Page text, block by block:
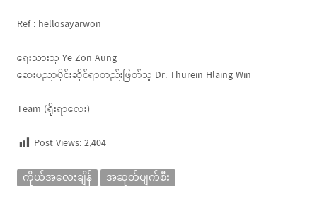
Ref : hellosayarwon
ရေးသားသူ Ye Zon Aung
ဆေးပညာပိုင်းဆိုင်ရာတည်းဖြတ်သူ Dr. Thurein Hlaing Win
Team (ရိုးရာလေး)
Post Views:2,404
ကိုယ်အလေးချိန် အဆုတ်ပျက်စီး